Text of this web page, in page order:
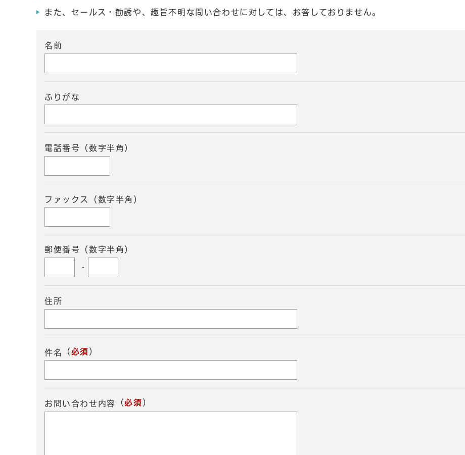
また、セールス・勧誘や、趣旨不明な問い合わせに対しては、お答しておりません。
名前
ふりがな
電話番号（数字半角）
ファックス（数字半角）
郵便番号（数字半角）
-
住所
件名 （ 必須 ）
お問い合わせ内容 （必須 ）